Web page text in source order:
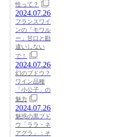
性って？
2024.07.26
フランスワイ
ンの「モワル
ー」甘口と勘
違いしない
で！
2024.07.26
幻のブドウ？
ワイン品種
「小公子」の
魅力
2024.07.26
魅惑の黒ブド
ウ「ララ・ネ
アグラ」：そ